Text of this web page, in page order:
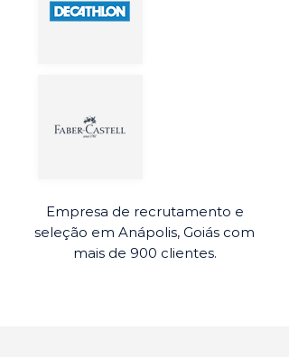
Empresa de recrutamento e
seleção em Anápolis, Goiás com
mais de 900 clientes.